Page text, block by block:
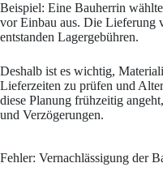
Beispiel: Eine Bauherrin
vor Einbau aus. Die Lieferung
entstanden Lagergebühren.
Deshalb ist es wichtig,
Lieferzeiten zu prüfen und
diese Planung frühzeitig
und Verzögerungen.
Fehler: Vernachlässigung der